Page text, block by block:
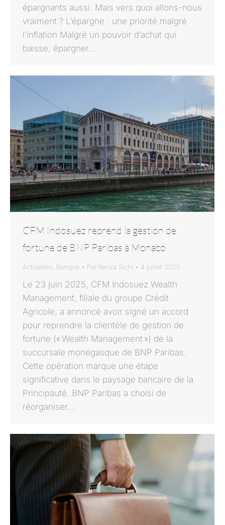
épargnants aussi. Mais vers quoi allons-nous
vraiment ? L’épargne : une priorité malgré
l’inflation Malgré un pouvoir d’achat qui
baisse, épargner…
CFM Indosuez reprend la gestion de
fortune de BNP Paribas à Monaco
Actualités Banque Par Kenza Sichi 4 juillet 2025
Le 23 juin 2025, CFM Indosuez Wealth
Management, filiale du groupe Crédit
Agricole, a annoncé avoir signé un accord
pour reprendre la clientèle de gestion de
fortune (« Wealth Management ») de la
succursale monégasque de BNP Paribas.
Cette opération marque une étape
significative dans le paysage bancaire de la
Principauté. BNP Paribas a choisi de
réorganiser…